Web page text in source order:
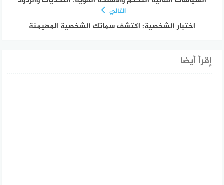
التالي
اختبار الشخصية: اكتشف سماتك الشخصية المهيمنة
إقرأ أيضا